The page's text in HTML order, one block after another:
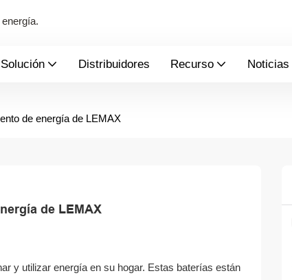
Solución Distribuidores Recurso Noticias
de energía de LEMAX
de LEMAX
y utilizar energía en su hogar. Estas baterías están